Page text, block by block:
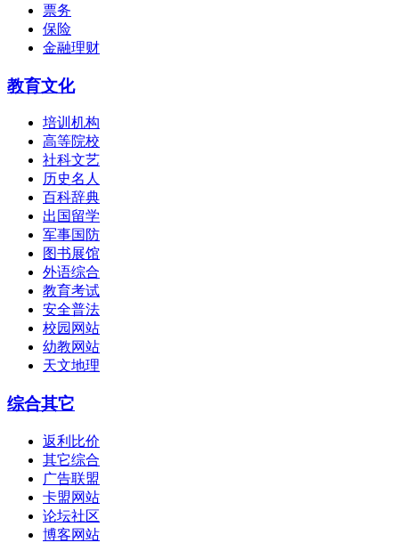
票务
保险
金融理财
教育文化
培训机构
高等院校
社科文艺
历史名人
百科辞典
出国留学
军事国防
图书展馆
外语综合
教育考试
安全普法
校园网站
幼教网站
天文地理
综合其它
返利比价
其它综合
广告联盟
卡盟网站
论坛社区
博客网站